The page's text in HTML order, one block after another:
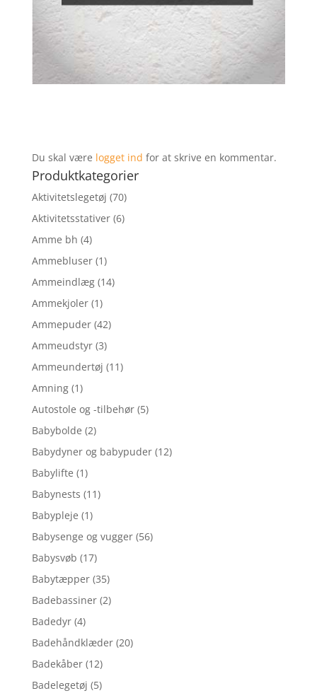
Du skal være logget ind for at skrive en kommentar.
Produktkategorier
Aktivitetslegetøj (70)
Aktivitetsstativer (6)
Amme bh (4)
Ammebluser (1)
Ammeindlæg (14)
Ammekjoler (1)
Ammepuder (42)
Ammeudstyr (3)
Ammeundertøj (11)
Amning (1)
Autostole og -tilbehør (5)
Babybolde (2)
Babydyner og babypuder (12)
Babylifte (1)
Babynests (11)
Babypleje (1)
Babysenge og vugger (56)
Babysvøb (17)
Babytæpper (35)
Badebassiner (2)
Badedyr (4)
Badehåndklæder (20)
Badekåber (12)
Badelegetøj (5)